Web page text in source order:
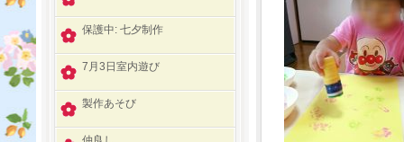
保護中: 七夕制作
7月3日室内遊び
製作あそび